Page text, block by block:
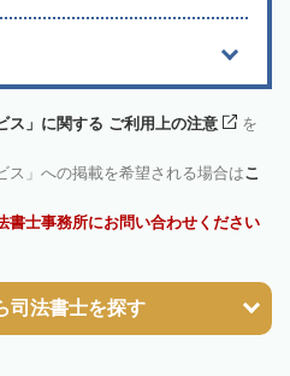
ス」に関する ご利用上の注意
を
ス」への掲載を希望される場合はこ
書士事務所にお問い合わせください
司法書士を探す